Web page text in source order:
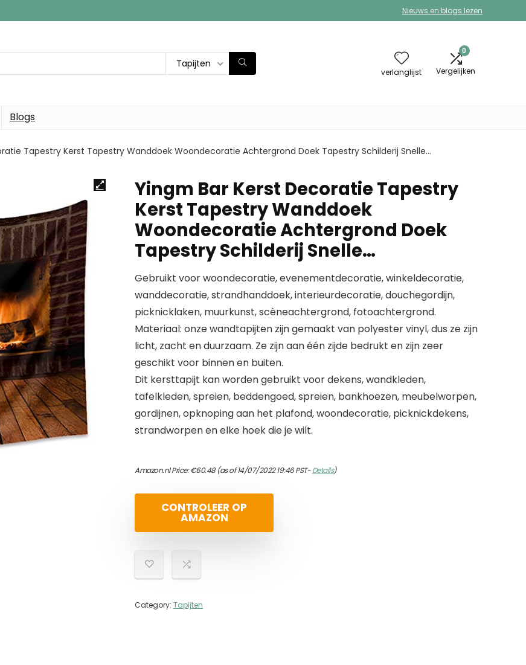
Nieuws en blogs lezen
Tapijten
verlanglijst
0
Vergelijken
Blogs
Tapestry Kerst Tapestry Wanddoek Woondecoratie Achtergrond Doek Tapestry Schilderij Snelle…
Yingm Bar Kerst Decoratie Tapestry
Kerst Tapestry Wanddoek
Woondecoratie Achtergrond Doek
Tapestry Schilderij Snelle…
Gebruikt voor woondecoratie, evenementdecoratie, winkeldecoratie,
wanddecoratie, strandhanddoek, interieurdecoratie, douchegordijn,
picknicklaken, muurkunst, scèneachtergrond, fotoachtergrond.
Materiaal: onze wandtapijten zijn gemaakt van polyester vinyl, dus ze zijn
licht, zacht en duurzaam. Ze zijn aan één zijde bedrukt en zijn zeer
geschikt voor binnen en buiten.
Dit kersttapijt kan worden gebruikt voor dekens, wandkleden,
tafelkleden, spreien, beddengoed, spreien, bankhoezen, meubelworpen,
gordijnen, opknoping aan het plafond, woondecoratie, picknickdekens,
strandworpen en elke hoek die je wilt.
Amazon.nl Price:€60.48(as of 14/07/2022 19:46 PST-Details)
CONTROLEER OP
AMAZON
Category: Tapijten